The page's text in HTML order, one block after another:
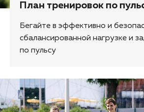
План тренировок по
Бегайте в эффективно и
сбалансированной нагрузке и
по пульсу